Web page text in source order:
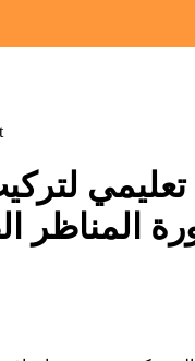
تعليمي
المناظر